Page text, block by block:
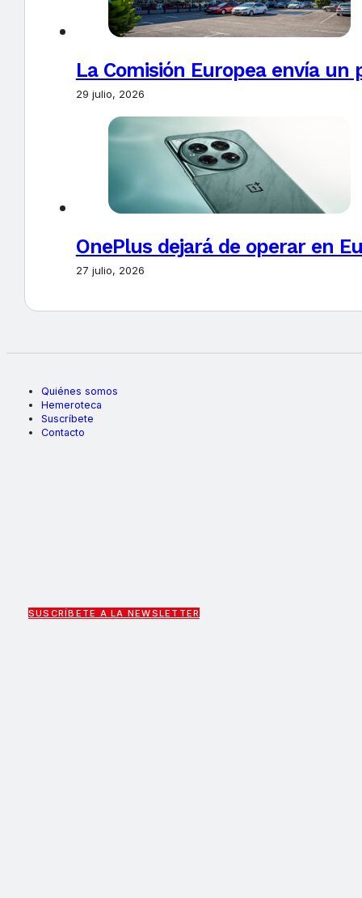
La Comisión Europea envía un
29 julio, 2026
OnePlus dejará de operar en
27 julio, 2026
Quiénes somos
Hemeroteca
Suscríbete
Contacto
SUSCRÍBETE A LA NEWSLETTER